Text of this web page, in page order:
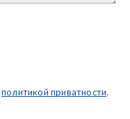
политикой приватности.